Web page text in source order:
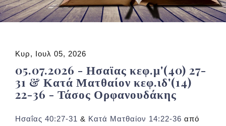
Κυρ, Ιουλ 05, 2026
05.07.2026 - Ησαϊας κεφ.μ'(40) 27-
31 & Κατά Ματθαίον κεφ.ιδ'(14)
22-36 - Τάσος Ορφανουδάκης
Ησαΐας 40:27-31 & Κατά Ματθαίον 14:22-36 από